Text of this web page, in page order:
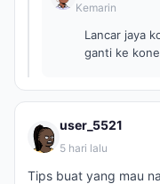
Kemarin
Lancar jaya
ganti ke
user_5521
5 hari lalu
Tips buat yang mau